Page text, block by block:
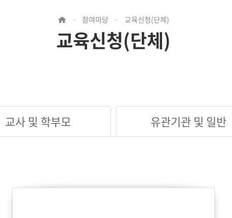
> 참여마당 > 교육신청(단체)
교육신청(단체)
교사 및 학부모 유관기관 및 일반